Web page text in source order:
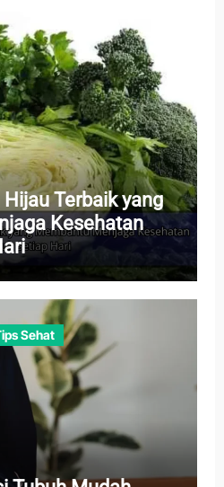
Terbaik yang
Kesehatan
Sehat